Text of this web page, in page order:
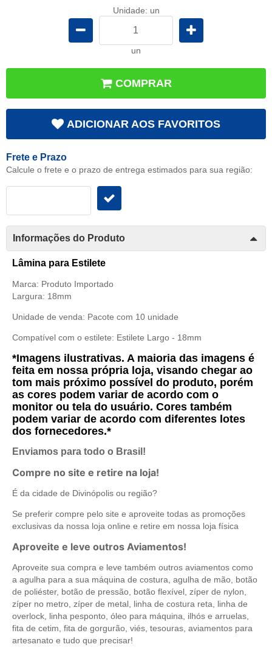
Unidade: un
un
COMPRAR
ADICIONAR AOS FAVORITOS
Frete e Prazo
Calcule o frete e o prazo de entrega estimados para sua região:
Informações do Produto
Lâmina para Estilete
Marca: Produto Importado
Largura: 18mm
Unidade de venda: Pacote com 10 unidade
Compatível com o estilete: Estilete Largo - 18mm
*Imagens ilustrativas. A maioria das imagens é
feita em nossa própria loja, visando chegar ao
tom mais próximo possível do produto, porém
as cores podem variar de acordo com o
monitor ou tela do usuário. Cores também
podem variar de acordo com diferentes lotes
dos fornecedores.*
Enviamos para todo o Brasil!
Compre no site e retire na loja!
É da cidade de Divinópolis ou região?
Se preferir compre pelo site e aproveite todas as promoções
exclusivas da nossa loja online e retire em nossa loja física
Aproveite e leve outros Aviamentos!
Aproveite sua compra e leve também outros aviamentos como
a agulha para a sua máquina de costura, agulha de mão, botão
de poliéster, botão de pressão, botão flexível, zíper de nylon,
zíper no metro, zíper de metal, linha de costura reta, linha de
overlock, linha pesponto, óleo para máquina, ilhós e arruelas,
fita de cetim, fita de gorgurão, viés, tesouras, aviamentos para
artesanato e tudo que precisar!